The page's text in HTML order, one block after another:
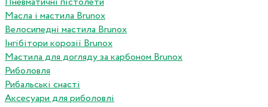
Масла і мастила Brunox
Велосипедні мастила Brunox
Інгібітори корозії Brunox
Мастила для догляду за карбоном Brunox
Риболовля
Рибальські снасті
Аксесуари для риболовлі